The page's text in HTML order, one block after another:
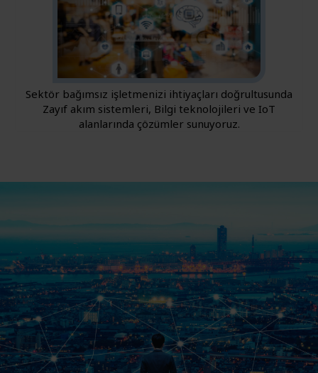
Sektör bağımsız işletmenizi ihtiyaçları doğrultusunda
Zayıf akım sistemleri, Bilgi teknolojileri ve IoT
alanlarında çözümler sunuyoruz.
Geleceğin Teknolojisini
Bugünden Sunuyoruz